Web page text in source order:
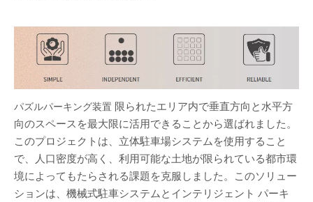
パズルパーキング装置 限られたエリア内で垂直方向と水平方
向のスペースを最大限に活用できることから選ばれました。
このプロジェクトは、立体駐車場システムを使用すること
で、人口密度が高く、利用可能な土地が限られている都市環
境によってもたらされる課題を克服しました。このソリュー
ションは、機械式駐車システムとインテリジェント パーキ